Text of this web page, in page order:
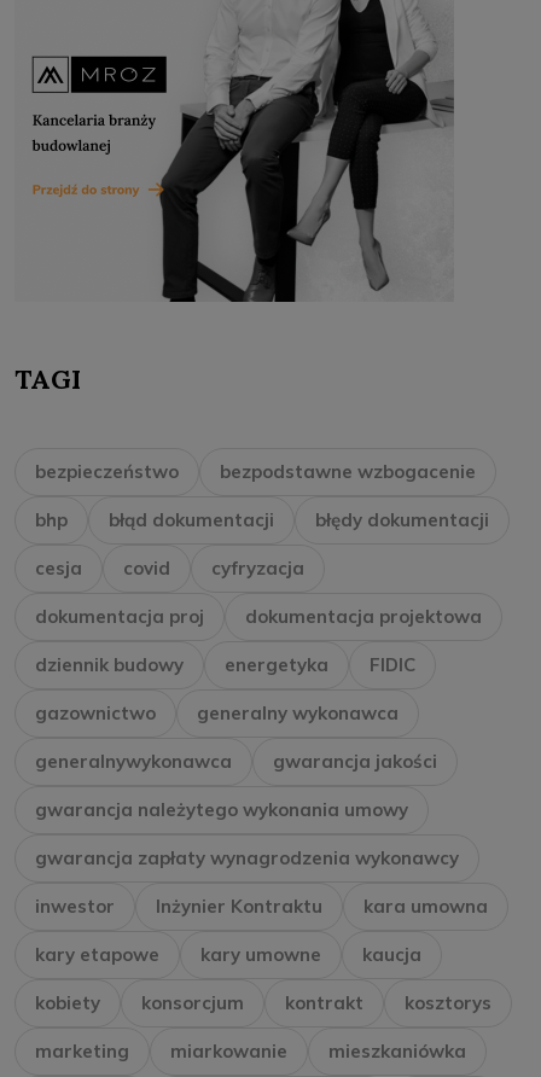
TAGI
bezpieczeństwo bezpodstawne wzbogacenie
bhp błąd dokumentacji błędy dokumentacji
cesja covid cyfryzacja
dokumentacja proj dokumentacja projektowa
dziennik budowy energetyka FIDIC
gazownictwo generalny wykonawca
generalnywykonawca gwarancja jakości
gwarancja należytego wykonania umowy
gwarancja zapłaty wynagrodzenia wykonawcy
inwestor Inżynier Kontraktu kara umowna
kary etapowe kary umowne kaucja
kobiety konsorcjum kontrakt kosztorys
marketing miarkowanie mieszkaniówka